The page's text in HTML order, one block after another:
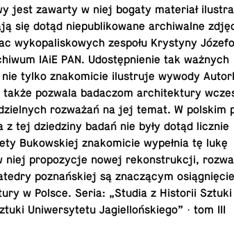
jest zawarty w niej bogaty materiał
się dotąd niepub­likowane archi­walne
wykopaliskowych zespołu Krystyny
IAiE PAN. Udostępnienie tak ważnych
tylko znakomi­cie ilus­truje wywody
pozwala badac­zom ar­chitek­tury
rozważań na jej temat. W polskim
tej dziedziny badań nie były dotąd licznie
Bukowskiej znakomi­cie wypełnia tę lukę
niej propozy­cje nowej rekon­strukcji,
poznańskiej są znaczącym
w Polsce. Seria: „Studia z His­torii
Uni­w­er­sytetu Jagiellońskiego” · tom III